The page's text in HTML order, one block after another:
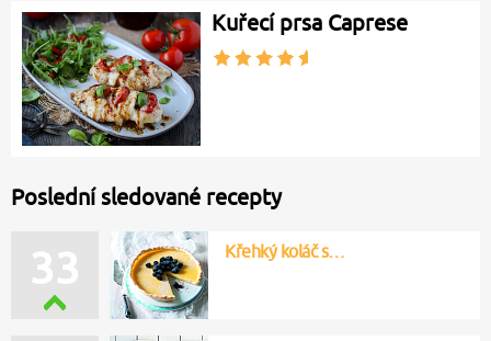
Kuřecí prsa Caprese
Poslední sledované recepty
33 Křehký koláč s…